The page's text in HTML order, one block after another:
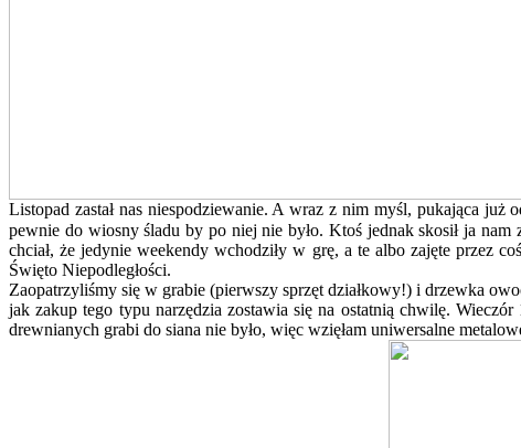
Listopad zastał nas niespodziewanie. A wraz z nim myśl, pukająca już
pewnie do wiosny śladu by po niej nie było. Ktoś jednak skosił ja
chciał, że jedynie weekendy wchodziły w grę, a te albo zajęte przez
Święto Niepodległości.
Zaopatrzyliśmy się w grabie (pierwszy sprzęt działkowy!) i drzewka
jak zakup tego typu narzędzia zostawia się na ostatnią chwilę.
drewnianych grabi do siana nie było, więc wzięłam uniwersalne